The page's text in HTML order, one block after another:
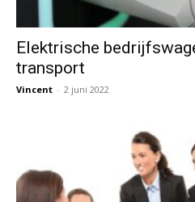
Elektrische
transport
Vincent - 2 juni 2022